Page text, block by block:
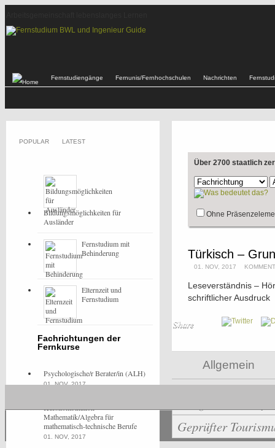
Fernstudiengänge Fernunis/Fernhochschulen Nachrichten
Über 2700 staatlich
Ohne
Türkisch –
01. NOV, 2017
Leseverständnis –
schriftlicher Ausdruck
Share
Allgemein
Geprüfter
POPULAR LATEST
Bildungsmöglichkeiten für
Ausländer
Fernstudium mit
Behinderung
Elternzeit und
Fernstudium
Fachrichtungen der
Fernkurse
Psychologische/r Berater/in (ALH)
01. NOV, 2017
Kurskombination
Mathematik/Algebra für
mathematisch-technische Berufe
01. NOV, 2017